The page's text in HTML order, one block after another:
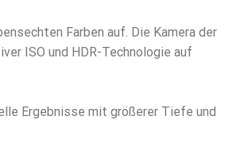
Farben auf. Die Kamera der
ISO und HDR-Technologie auf
Ergebnisse mit größerer Tiefe und